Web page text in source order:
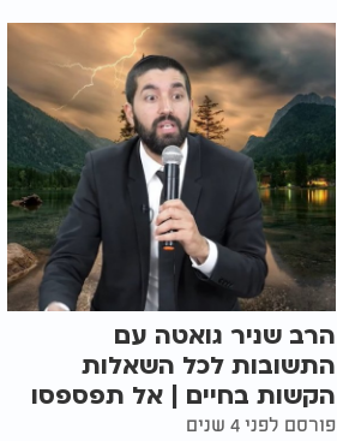
הרב שניר גואטה עם
התשובות לכל השאלות
הקשות בחיים | אל תפספסו
פורסם לפני 4 שנים